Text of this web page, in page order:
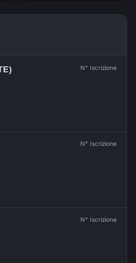
N° Iscrizione
N° Iscrizione
N° Iscrizione